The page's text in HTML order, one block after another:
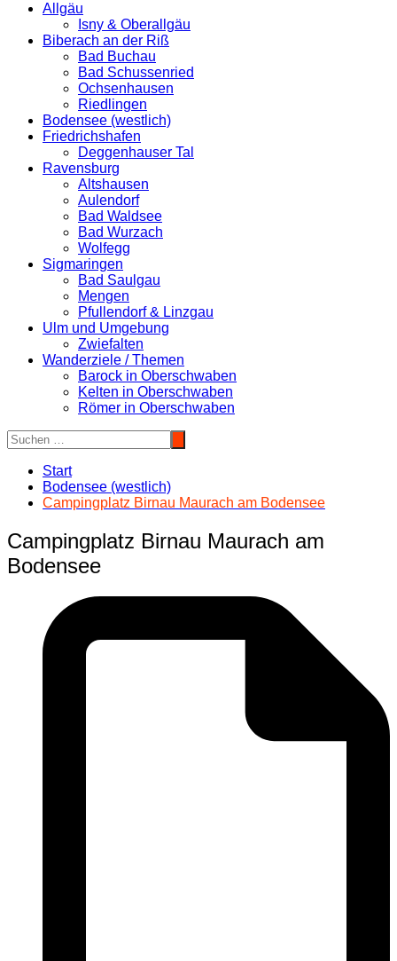
Allgäu
Isny & Oberallgäu
Biberach an der Riß
Bad Buchau
Bad Schussenried
Ochsenhausen
Riedlingen
Bodensee (westlich)
Friedrichshafen
Deggenhauser Tal
Ravensburg
Altshausen
Aulendorf
Bad Waldsee
Bad Wurzach
Wolfegg
Sigmaringen
Bad Saulgau
Mengen
Pfullendorf & Linzgau
Ulm und Umgebung
Zwiefalten
Wanderziele / Themen
Barock in Oberschwaben
Kelten in Oberschwaben
Römer in Oberschwaben
Start
Bodensee (westlich)
Campingplatz Birnau Maurach am Bodensee
Campingplatz Birnau Maurach am
Bodensee